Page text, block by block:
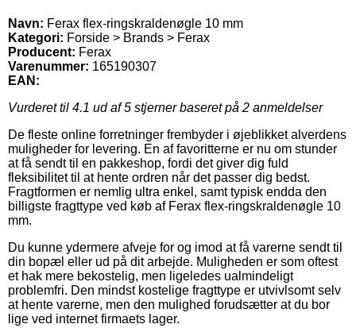
Navn: Ferax flex-ringskraldenøgle 10 mm
Kategori: Forside > Brands > Ferax
Producent: Ferax
Varenummer: 165190307
EAN:
Vurderet til 4.1 ud af 5 stjerner baseret på 2 anmeldelser
De fleste online forretninger frembyder i øjeblikket alverdens
muligheder for levering. En af favoritterne er nu om stunder
at få sendt til en pakkeshop, fordi det giver dig fuld
fleksibilitet til at hente ordren når det passer dig bedst.
Fragtformen er nemlig ultra enkel, samt typisk endda den
billigste fragttype ved køb af Ferax flex-ringskraldenøgle 10
mm.
Du kunne ydermere afveje for og imod at få varerne sendt til
din bopæl eller ud på dit arbejde. Muligheden er som oftest
et hak mere bekostelig, men ligeledes ualmindeligt
problemfri. Den mindst kostelige fragttype er utvivlsomt selv
at hente varerne, men den mulighed forudsætter at du bor
lige ved internet firmaets lager.